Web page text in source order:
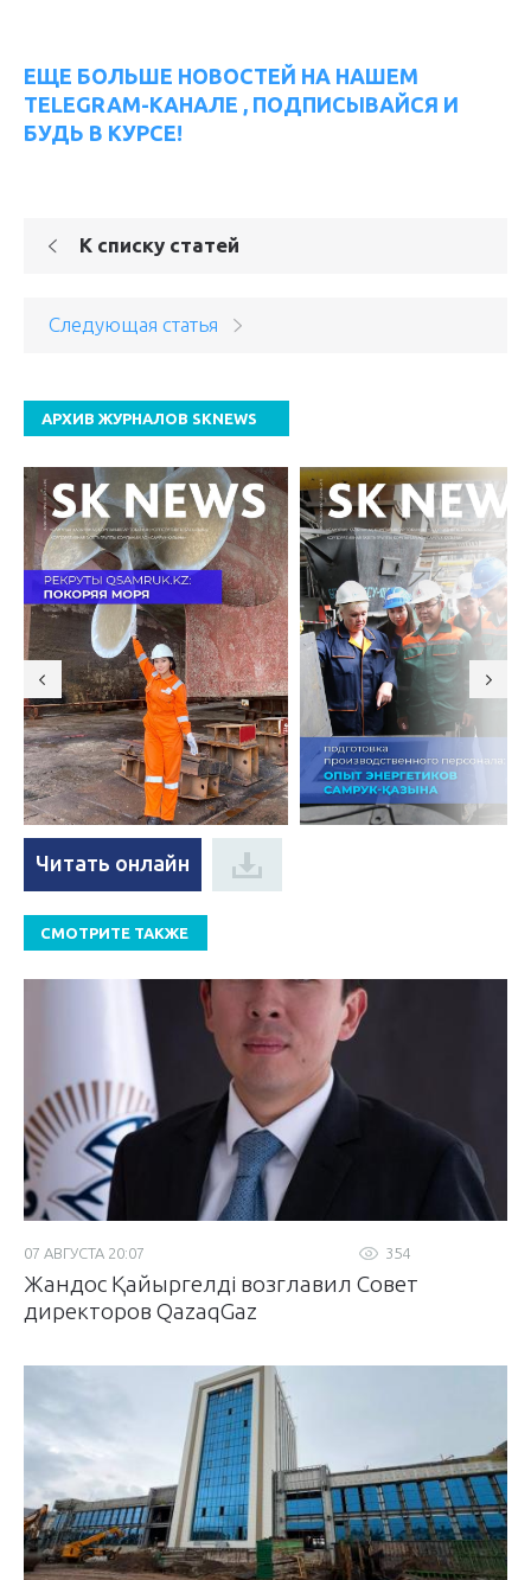
ЕЩЕ БОЛЬШЕ НОВОСТЕЙ НА НАШЕМ
TELEGRAM-КАНАЛЕ , ПОДПИСЫВАЙСЯ И
БУДЬ В КУРСЕ!
К списку статей
Следующая статья
АРХИВ ЖУРНАЛОВ SKNEWS
Читать онлайн
СМОТРИТЕ ТАКЖЕ
354
07 АВГУСТА 20:07
Жандос Қайыргелді возглавил Совет
директоров QazaqGaz